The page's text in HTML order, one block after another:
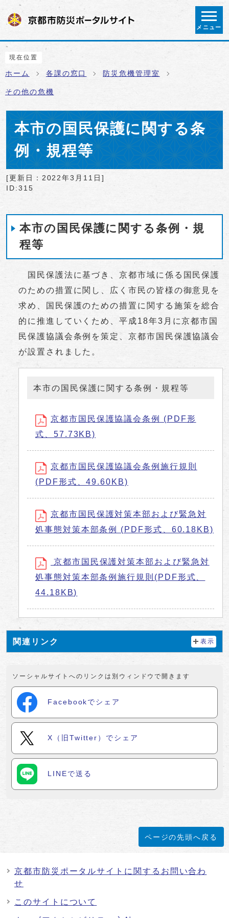
ページの先頭です
メニュー
ここから本文です
現在位置
ホーム 各課の窓口 防災危機管理室
その他の危機
本市の国民保護に関する条
例・規程等
[更新日： 2022年3月11日 ]
ID:315
本市の国民保護に関する条例・規
程等
国民保護法に基づき、京都市域に係る国民保護
のための措置に関し、広く市民の皆様の御意見を
求め、国民保護のための措置に関する施策を総合
的に推進していくため、平成18年3月に京都市国
民保護協議会条例を策定、京都市国民保護協議会
が設置されました。
本市の国民保護に関する条例・規程等
京都市国民保護協議会条例 (PDF形
式、57.73KB)
京都市国民保護協議会条例施行規則
(PDF形式、49.60KB)
京都市国民保護対策本部および緊急対
処事態対策本部条例 (PDF形式、60.18KB)
京都市国民保護対策本部および緊急対
処事態対策本部条例施行規則(PDF形式、
44.18KB)
関連リンク 表示
ソーシャルサイトへのリンクは別ウィンドウで開きます
Facebookでシェア
X（旧Twitter）でシェア
LINEで送る
ページの先頭へ戻る
京都市防災ポータルサイトに関するお問い合わ
せ
このサイトについて